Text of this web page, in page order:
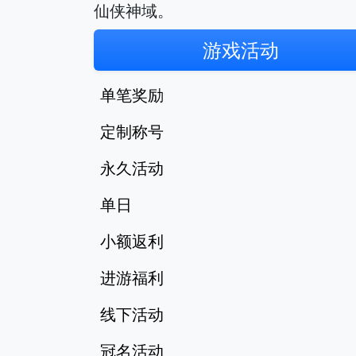
仙侠神域。
游戏活动
单笔奖励
定制称号
永久活动
单日
小额返利
进游福利
线下活动
冠名活动